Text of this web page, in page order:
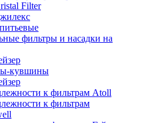
Filter
фильтры и насадки на
кувшины
к фильтрам Atoll
к фильтрам